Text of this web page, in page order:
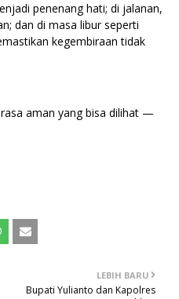
penenang hati; di jalanan,
dan di masa libur seperti
kegembiraan tidak
aman yang bisa dilihat —
LEBIH BARU
Bupati Yulianto dan Kapolres